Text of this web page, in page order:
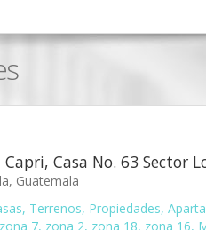
Casa No. 63 Sector
Guatemala